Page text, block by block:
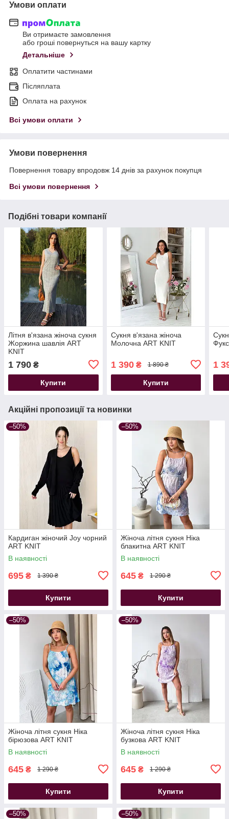
Умови оплати
Ви отримаєте замовлення
або гроші повернуться на вашу картку
Детальніше
Оплатити частинами
Післяплата
Оплата на рахунок
Всі умови оплати
Умови повернення
Повернення товару впродовж 14 днів за рахунок покупця
Всі умови повернення
Подібні товари компанії
Літня в'язана жіноча сукня
Жоржина шавлія ART
KNIT
1 790 ₴
Купити
Сукня в'язана жіноча
Молочна ART KNIT
1 390₴ 1 890 ₴
Купити
1
Акційні пропозиції та новинки
–50%
Кардиган жіночий Joy чорний
ART KNIT
В наявності
695 ₴ 1 390 ₴
Купити
–50%
Жіноча літня сукня Ніка
блакитна ART KNIT
В наявності
645 ₴ 1 290 ₴
Купити
–50%
Жіноча літня сукня Ніка
бірюзова ART KNIT
В наявності
645 ₴ 1 290 ₴
Купити
–50%
Жіноча літня сукня Ніка
бузкова ART KNIT
В наявності
645 ₴ 1 290 ₴
Купити
–50% –50%